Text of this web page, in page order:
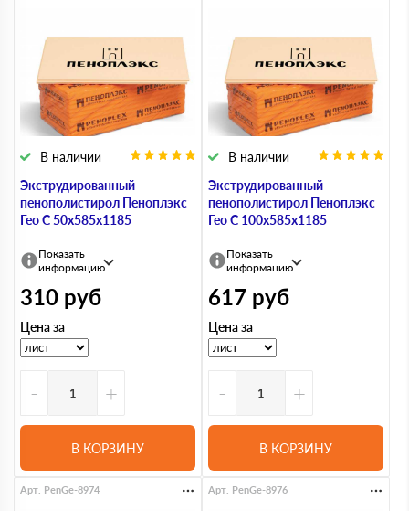
Экструдированный
пенополистирол Пеноплэкс
Гео С 50х585х1185
В наличии
Показать
информацию
310 руб
Цена за
- +
В КОРЗИНУ
Экструдированный
пенополистирол Пеноплэкс
Гео С 100х585х1185
В наличии
Показать
информацию
617 руб
Цена за
- +
В КОРЗИНУ
Арт. PenGe-8974 Арт. PenGe-8976